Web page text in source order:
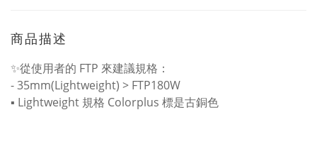
商品描述
✨從使用者的 FTP 來建議規格：
- 35mm(Lightweight) > FTP180W
▪ Lightweight 規格 Colorplus 標是古銅色